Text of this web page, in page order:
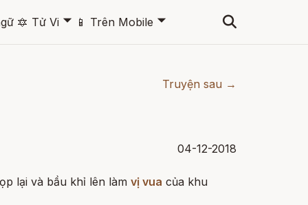
🔯 Tử Vi 🞃 📱 Trên Mobile 🞃
Truyện sau →
04-12-2018
lại và bầu khỉ lên làm vị vua của khu